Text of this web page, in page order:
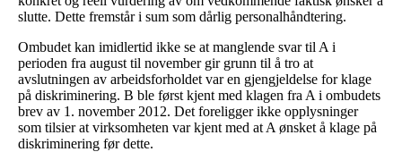
slutte. Dette fremstår i sum som dårlig personalhåndtering.
Ombudet kan imidlertid ikke se at manglende svar til A i
perioden fra august til november gir grunn til å tro at
avslutningen av arbeidsforholdet var en gjengjeldelse for klage
på diskriminering. B ble først kjent med klagen fra A i ombudets
brev av 1. november 2012. Det foreligger ikke opplysninger
som tilsier at virksomheten var kjent med at A ønsket å klage på
diskriminering før dette.